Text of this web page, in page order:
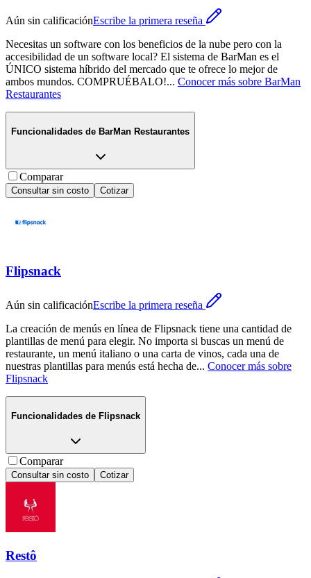
Aún sin calificaciónEscribe la primera reseña
Necesitas un software con los beneficios de la nube pero con la
accesibilidad de un software local? El sistema de BarMan es el
ÚNICO sistema híbrido del mercado que te ofrece lo mejor de
ambos mundos. COMPRUÉBALO!... Conocer más sobre BarMan
Restaurantes
Funcionalidades de BarMan Restaurantes
Comparar
Consultar sin costo Cotizar
Flipsnack
Aún sin calificaciónEscribe la primera reseña
La creación de menús en línea de Flipsnack tiene una cantidad de
plantillas de menú para elegir. No importa si buscas un menú de
restaurante, un menú italiano o una carta de vinos, cada una de
nuestras plantillas para menús está hecha de... Conocer más sobre
Flipsnack
Funcionalidades de Flipsnack
Comparar
Consultar sin costo Cotizar
Restô